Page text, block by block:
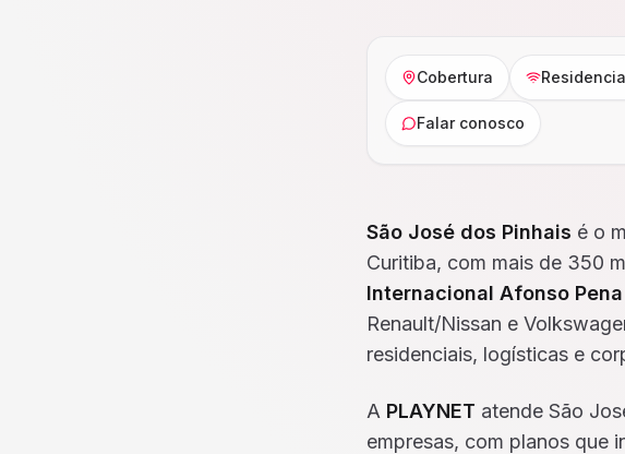
Cobertura
Falar conosco
São José dos Pinhais é o
Curitiba, com mais de 350
Internacional Afonso Pena
Renault/Nissan e
residenciais, logísticas e
A PLAYNET atende São
empresas, com planos que